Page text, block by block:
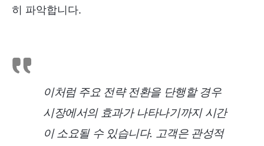
히 파악합니다.
이처럼 주요 전략 전환을 단행할 경우
시장에서의 효과가 나타나기까지 시간
이 소요될 수 있습니다. 고객은 관성적